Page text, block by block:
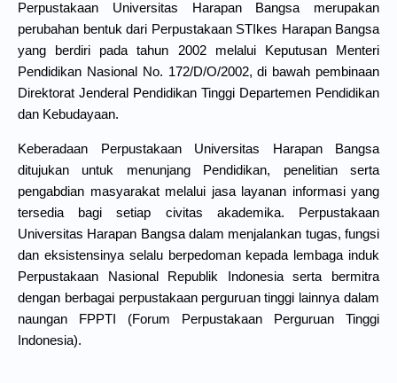
Perpustakaan Universitas Harapan Bangsa merupakan
perubahan bentuk dari Perpustakaan STIkes Harapan Bangsa
yang berdiri pada tahun 2002 melalui Keputusan Menteri
Pendidikan Nasional No. 172/D/O/2002, di bawah pembinaan
Direktorat Jenderal Pendidikan Tinggi Departemen Pendidikan
dan Kebudayaan.
Keberadaan Perpustakaan Universitas Harapan Bangsa
ditujukan untuk menunjang Pendidikan, penelitian serta
pengabdian masyarakat melalui jasa layanan informasi yang
tersedia bagi setiap civitas akademika. Perpustakaan
Universitas Harapan Bangsa dalam menjalankan tugas, fungsi
dan eksistensinya selalu berpedoman kepada lembaga induk
Perpustakaan Nasional Republik Indonesia serta bermitra
dengan berbagai perpustakaan perguruan tinggi lainnya dalam
naungan FPPTI (Forum Perpustakaan Perguruan Tinggi
Indonesia).